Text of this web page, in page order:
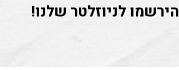
הירשמו לניוזלטר שלנו!